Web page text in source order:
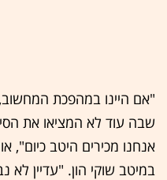
"אם היינו במהפכת
שבה עוד לא המציאו את
אנחנו מכירים היטב כיום",
במיטב שוקי הון. "עדיין